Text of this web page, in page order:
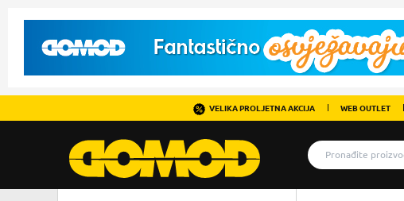
VELIKA PROLJETNA AKCIJA WEB OUTLET